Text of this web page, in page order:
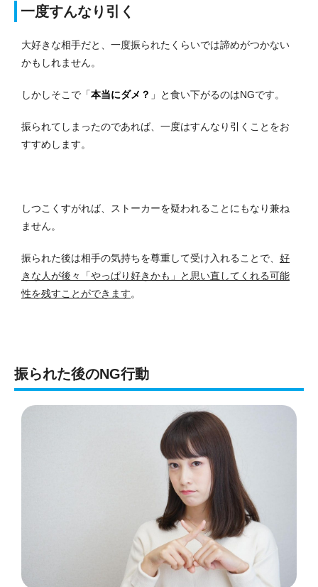
一度すんなり引く
大好きな相手だと、一度振られたくらいでは諦めがつかない
かもしれません。
しかしそこで「本当にダメ？ 」と食い下がるのはNGです。
振られてしまったのであれば、一度はすんなり引くことをお
すすめします。
しつこくすがれば、ストーカーを疑われることにもなり兼ね
ません。
振られた後は相手の気持ちを尊重して受け入れることで、 好
きな人が後々「やっぱり好きかも」と思い直してくれる可能
性を残すことができます。
振られた後のNG行動